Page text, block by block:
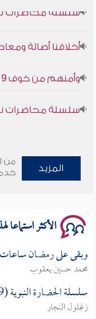
أخلاقنا أصالة
وأمنهم من خوف 9
سلسلة محاضرات
المزيد
من
الأكثر استماعا
وبقى على رمضان
محمد حسين يعقوب
سلسلة الحضارة النبوية (19) - الخَلقُ من الرزق
زغلول النجار